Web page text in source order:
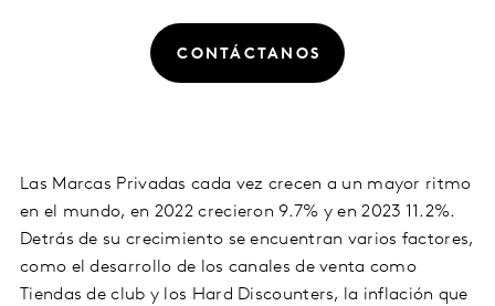
CONTÁCTANOS
Las Marcas Privadas cada vez crecen a un mayor ritmo
en el mundo, en 2022 crecieron 9.7% y en 2023 11.2%.
Detrás de su crecimiento se encuentran varios factores,
como el desarrollo de los canales de venta como
Tiendas de club y los Hard Discounters, la inflación que